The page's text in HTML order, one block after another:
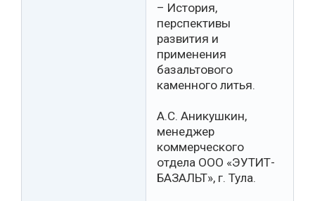
– История,
перспективы
развития и
применения
базальтового
каменного литья.
А.С. Аникушкин,
менеджер
коммерческого
отдела ООО «ЭУТИТ-
БАЗАЛЬТ», г. Тула.